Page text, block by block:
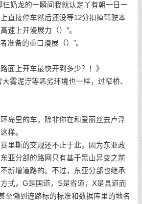
仨奶龙的一瞬间我就认定丫有朝一日一
直接停车然后还没等12分扣掉驾驶本
速上开漫展力（）”。
准备的重口漫展（）”。
面上开车最快开到多少？！》
雾泥泞等恶劣环境也一样，过窄桥、
岛里的车。除非你在和爱丽丝去卢浮
样。
里斯的交规还不止于此，因为东亚政
亚分部的路网只有基于黑山异变之前
新增道路的。不过，东亚分部也继承
式，G是国道，S是省道，X是县道而
至懒到连路标的标准和数据库里的地名